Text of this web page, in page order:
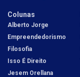
Colunas
Alberto Jorge
Empreendedorismo
Filosofia
Isso É Direito
Jesem Orellana